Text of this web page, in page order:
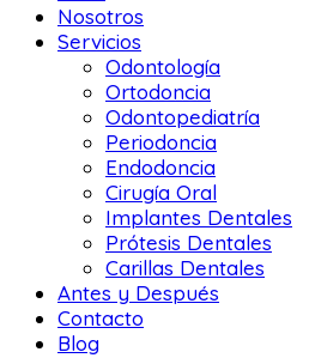
Nosotros
Servicios
Odontología
Ortodoncia
Odontopediatría
Periodoncia
Endodoncia
Cirugía Oral
Implantes Dentales
Prótesis Dentales
Carillas Dentales
Antes y Después
Contacto
Blog